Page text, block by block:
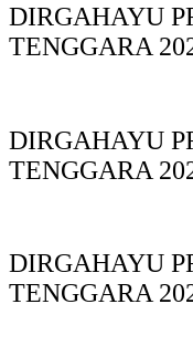
DIRGAHAYU
TENGGARA
DIRGAHAYU
TENGGARA
DIRGAHAYU
TENGGARA